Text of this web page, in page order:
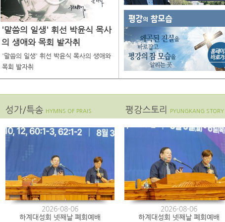
'말씀의 일생' 휘선 박윤식 목사
의 생애와 목회 발자취
'말씀의 일생' 휘선 박윤식 목사의 생애와
목회 발자취
성가/특송 HYMNS OF PRAIS 평강스토리 PYUNGKANG STORY
2026-08-06
하계대성회 넷째날 폐회예배
2026-08-06
하계대성회 넷째날 폐회예배